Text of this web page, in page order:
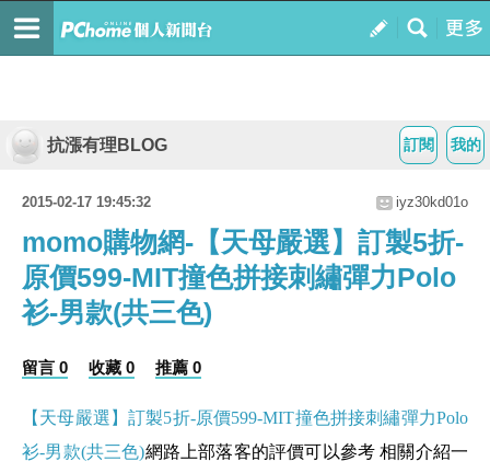
我的
訂閱
抗漲有理BLOG
2015-02-17 19:45:32 iyz30kd01o
momo購物網-【天母嚴選】訂製5折-
原價599-MIT撞色拼接刺繡彈力Polo
衫-男款(共三色)
留言 0 收藏 0 推薦 0
【天母嚴選】訂製5折-原價599-MIT撞色拼接刺繡彈力Polo
衫-男款(共三色)網路上部落客的評價可以參考 相關介紹一